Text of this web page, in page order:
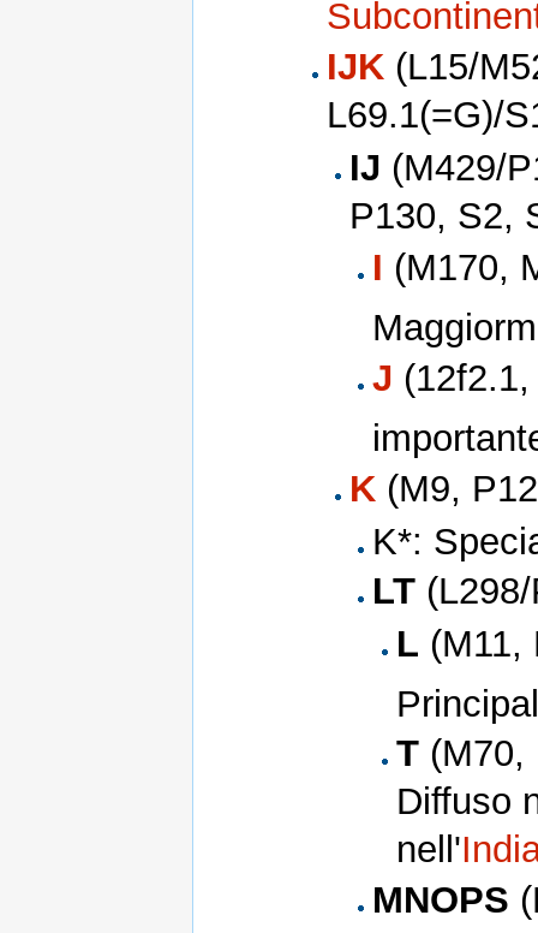
IJK (L15/
L69.1(=G)/
IJ (M429/
P130, S2,
I (M170,
J
K (M9,
K*:
LT
L (M11,
T(M70,
Diffuso
nell'
MNOPS